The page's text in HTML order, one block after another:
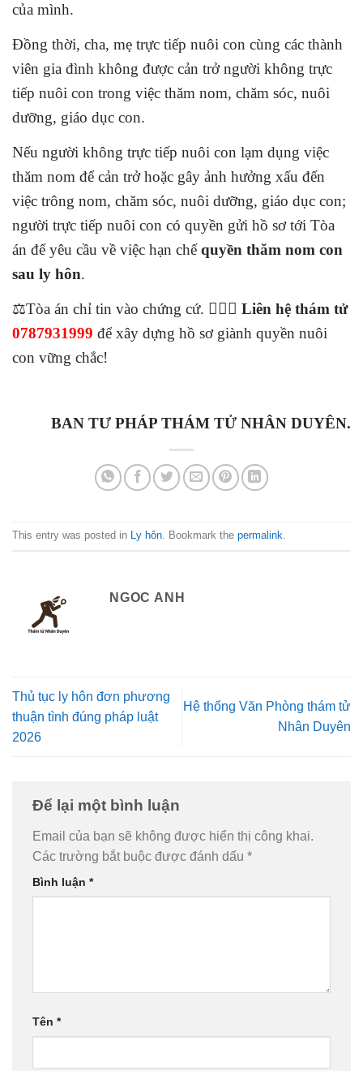
của mình.
Đồng thời, cha, mẹ trực tiếp nuôi con cùng các thành
viên gia đình không được cản trở người không trực
tiếp nuôi con trong việc thăm nom, chăm sóc, nuôi
dưỡng, giáo dục con.
Nếu người không trực tiếp nuôi con lạm dụng việc
thăm nom để cản trở hoặc gây ảnh hưởng xấu đến
việc trông nom, chăm sóc, nuôi dưỡng, giáo dục con;
người trực tiếp nuôi con có quyền gửi hồ sơ tới Tòa
án để yêu cầu về việc hạn chếquyền thăm nom con
sau ly hôn.
⚖️Tòa án chỉ tin vào chứng cứ. 🕵🏻‍♂️ Liên hệ thám tử
0787931999 để xây dựng hồ sơ giành quyền nuôi
con vững chắc!
BAN TƯ PHÁP THÁM TỬ NHÂN DUYÊN.
This entry was posted in Ly hôn. Bookmark the permalink.
NGOC ANH
Thủ tục ly hôn đơn phương
thuận tình đúng pháp luật
2026
Hệ thống Văn Phòng thám tử
Nhân Duyên
Để lại một bình luận
Email của bạn sẽ không được hiển thị công khai.
Các trường bắt buộc được đánh dấu *
Bình luận *
Tên *